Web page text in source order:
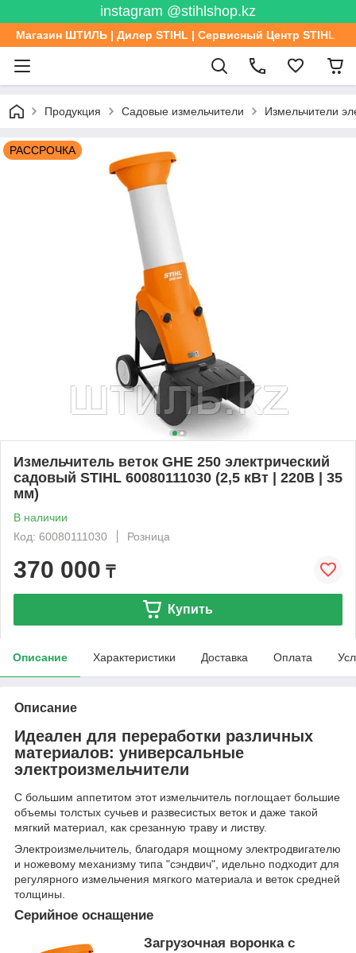
instagram @stihlshop.kz
Магазин ШТИЛЬ | Дилер STIHL | Сервисный Центр STIHL
Продукция Садовые измельчители Измельчители
РАССРОЧКА
Измельчитель веток GHE 250 электрический
садовый STIHL 60080111030 (2,5 кВт | 220В | 35
мм)
В наличии
Код: 60080111030
Розница
370 000 ₸
Купить
Описание Характеристики Доставка Оплата
Описание
Идеален для переработки различных
материалов: универсальные
электроизмельчители
С большим аппетитом этот измельчитель поглощает большие
объемы толстых сучьев и развесистых веток и даже такой
мягкий материал, как срезанную траву и листву.
Электроизмельчитель, благодаря мощному электродвигателю
и ножевому механизму типа "сэндвич", идельно подходит для
регулярного измельчения мягкого материала и веток средней
толщины.
Серийное оснащение
Загрузочная воронка с